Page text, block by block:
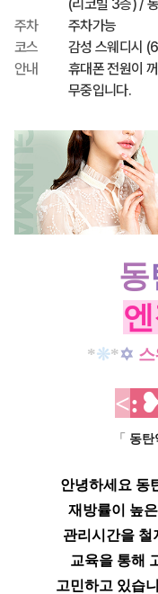
(리코빌 3층) /
주차
주차가능
코스
감성 스웨디시
안내
휴대폰 전원이
무중입니다.
동
*❊*✡
<
「 동탄
안녕하세요 동
재방률이 높
관리시간을 철
교육을 통해
고민하고 있습